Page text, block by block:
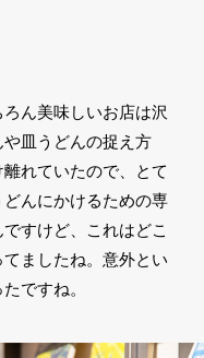
ん美味しいお店は沢
皿うどんの捉え方
れていたので、とて
んにかけるための専
すけど、これはどこ
ましたね。意外とい
ですね。